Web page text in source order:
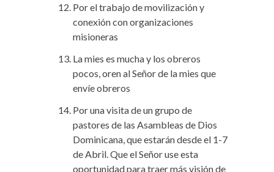
Por el trabajo de movilización y
conexión con organizaciones
misioneras
La mies es mucha y los obreros
pocos, oren al Señor de la mies que
envíe obreros
Por una visita de un grupo de
pastores de las Asambleas de Dios
Dominicana, que estarán desde el 1-7
de Abril. Que el Señor use esta
oportunidad para traer más visión de